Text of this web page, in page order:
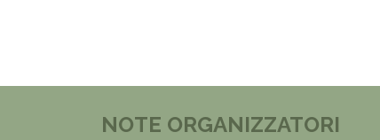
NOTE ORGANIZZATORI